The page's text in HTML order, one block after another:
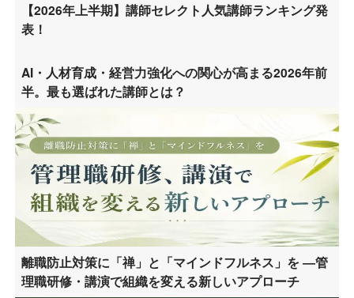
【2026年上半期】講師セレクト人気講師ランキング発
表！
AI・人材育成・経営力強化への関心が高まる2026年前
半。最も選ばれた講師とは？
離職防止対策に「禅」と「マインドフルネス」を ―管
理職研修・講演で組織を変える新しいアプローチ